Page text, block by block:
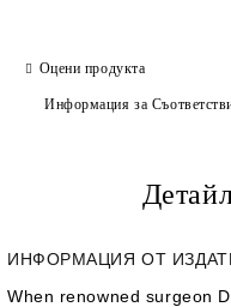
Оцени продукта
Информация за
ИНФОРМАЦИЯ ОТ
When renowned surgeon